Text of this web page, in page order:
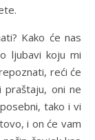
Kako će nas
ljubavi koju mi
reći će
praštaju, oni ne
tako i vi
i on će vam